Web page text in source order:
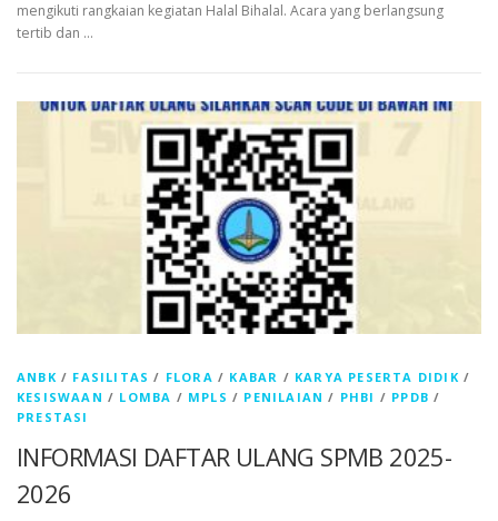
mengikuti rangkaian kegiatan Halal Bihalal. Acara yang berlangsung
tertib dan …
ANBK / FASILITAS / FLORA / KABAR / KARYA PESERTA DIDIK /
KESISWAAN / LOMBA / MPLS / PENILAIAN / PHBI / PPDB /
PRESTASI
INFORMASI DAFTAR ULANG SPMB 2025-
2026